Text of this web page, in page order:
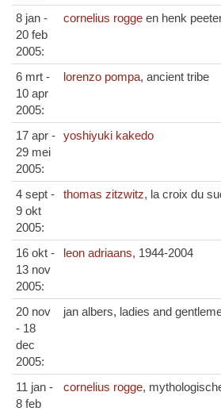
8 jan -
20 feb
2005:
cornelius rogge en henk
6 mrt -
10 apr
2005:
lorenzo pompa, ancient tribe
17 apr -
29 mei
2005:
yoshiyuki kakedo
4 sept -
9 okt
2005:
thomas zitzwitz, la croix du
16 okt -
13 nov
2005:
leon adriaans, 1944-2004
20 nov
- 18
dec
2005:
jan albers, ladies and
11 jan -
8 feb
cornelius rogge,